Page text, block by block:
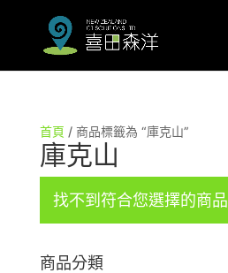
首頁 / 商品標籤為 “庫克山”
庫克山
找不到符合您選擇的商品
商品分類